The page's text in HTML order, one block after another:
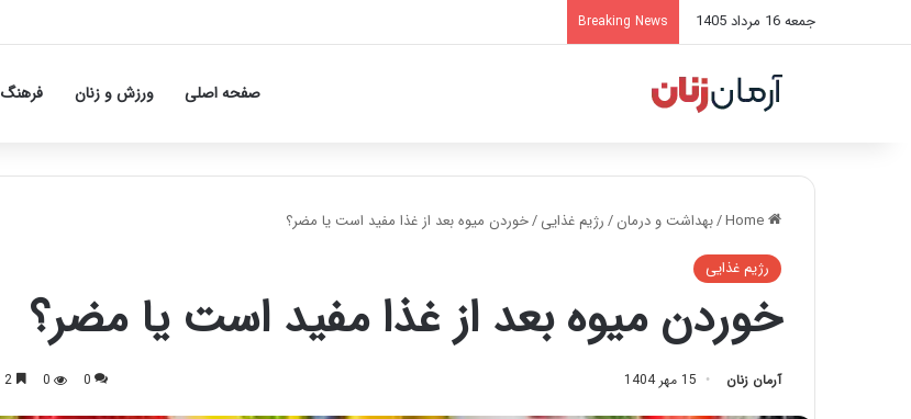
جمعه 16 مرداد 1405 Breaking News
صفحه اصلی ورزش و زنان فرهنگ
/بهداشت و درمان/رژیم غذایی/خوردن میوه بعد از غذا مفید است یا مضر؟
رژیم غذایی
خوردن میوه بعد از غذا مفید است یا مضر؟
آرمان زنان 15 مهر 1404 0
0